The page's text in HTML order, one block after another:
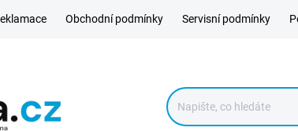
Obchodní podmínky Servisní podmínky